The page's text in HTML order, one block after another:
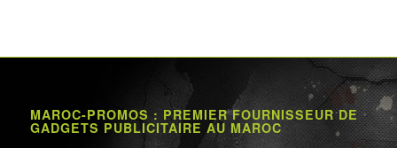
MAROC-PROMOS : PREMIER FOURNISSEUR DE
GADGETS PUBLICITAIRE AU MAROC